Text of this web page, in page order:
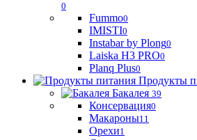
0
Fummo0
IMISTI0
Instabar by Plong0
Laiska H3 PRO0
Planq Plus0
Продукты
Бакалея 39
Консервация0
Макароны11
Орехи1